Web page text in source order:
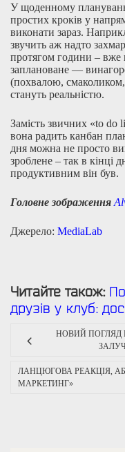
У щоденному
простих кроків у
виконати зараз.
звучить аж надто
протягом години – вже
заплановане —
(похвалою, смаколиком,
стануть реальністю.
Замість звичних «to do
вона радить канбан
дня можна не просто
зроблене – так в кінці
продуктивним він був.
Головне зображення
Джерело: MediaLab
Читайте також:
друзів у клуб:
НОВИЙ ПОГЛЯД
ЛАНЦЮГОВА РЕАКЦІЯ,
МАРКЕТИНГ»